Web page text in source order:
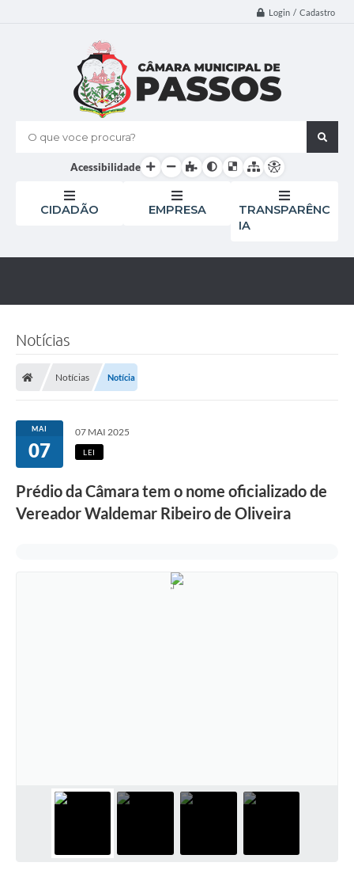
Login / Cadastro
O que voce procura?
Acessibilidade
CIDADÃO EMPRESA
TRANSPARÊNC
IA
Notícias
Notícias Notícia
MAI
07
07 MAI 2025
LEI
Prédio da Câmara tem o nome oficializado de
Vereador Waldemar Ribeiro de Oliveira